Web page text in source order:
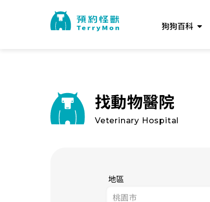
狗狗百科
找動物醫院
Veterinary Hospital
地區